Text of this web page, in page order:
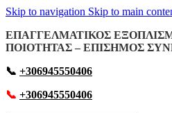
Skip to navigation Skip to main
ΕΠΑΓΓΕΛΜΑΤΙΚΟΣ
ΠΟΙΟΤΗΤΑΣ – ΕΠΙΣΗΜΟΣ
📞 +306945550406
📞 +306945550406